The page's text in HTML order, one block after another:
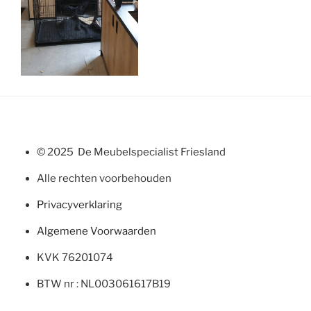
© 2025 De Meubelspecialist Friesland
Alle rechten voorbehouden
Privacyverklaring
Algemene Voorwaarden
KVK 76201074
BTW nr : NL003061617B19